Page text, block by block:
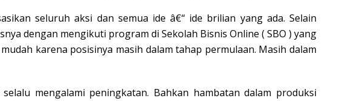
seluruh aksi dan semua ide â€“ ide brilian yang ada. Selain
dengan mengikuti program di Sekolah Bisnis Online ( SBO ) yang
karena posisinya masih dalam tahap permulaan. Masih dalam
mengalami peningkatan. Bahkan hambatan dalam produksi